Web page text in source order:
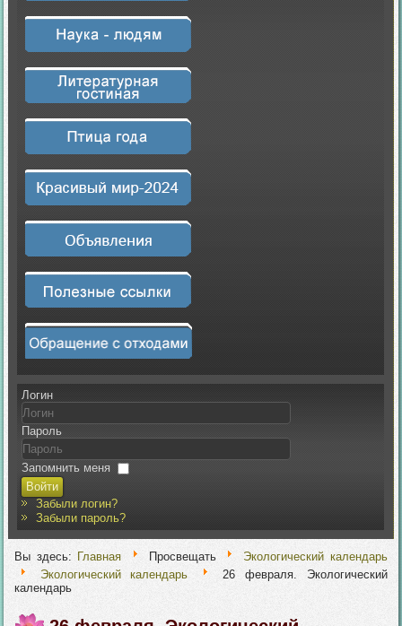
Логин
Пароль
Запомнить меня
Войти
Забыли логин?
Забыли пароль?
Вы здесь: Главная Просвещать
Экологический календарь
Экологический календарь
26 февраля. Экологический
календарь